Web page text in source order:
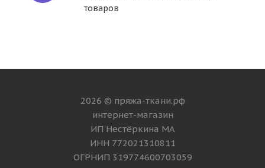
товаров
2026 © пряжа-ткани.рф
интернет-магазин
ИП Нестёркина МА
ИНН 772021310811
ОГРНИП 319774600703059